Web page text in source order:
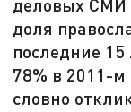
деловых СМИ
доля
последние
78% в 2011-м
словно